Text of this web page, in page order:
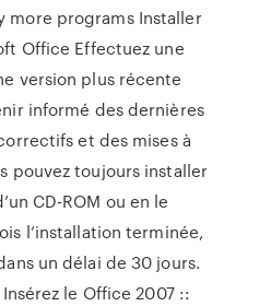
more programs Installer
Office Effectuez une
version plus récente
informé des dernières
et des mises à
pouvez toujours installer
CD-ROM ou en le
l’installation terminée,
un délai de 30 jours.
le Office 2007 ::